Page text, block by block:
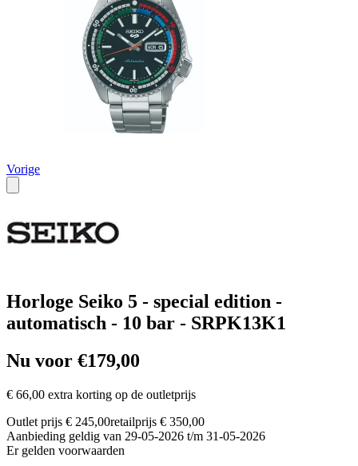
Vorige
Horloge Seiko 5 - special edition -
automatisch - 10 bar - SRPK13K1
Nu voor €179,00
€ 66,00 extra korting op de outletprijs
Outlet prijs € 245,00retailprijs € 350,00
Aanbieding geldig van 29-05-2026 t/m 31-05-2026
Er gelden voorwaarden